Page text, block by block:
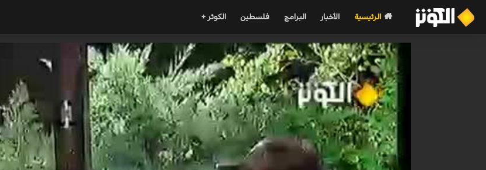
الرئيسية الأخبار البرامج فلسطين الكوثر +